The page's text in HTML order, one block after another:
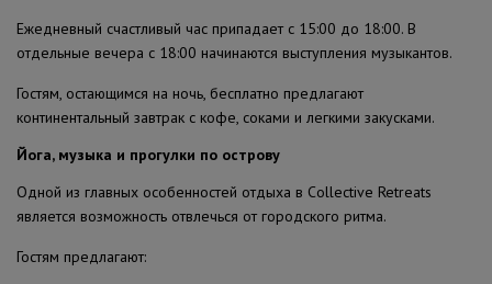
Ежедневный счастливый час припадает с 15:00 до 18:00. В
отдельные вечера с 18:00 начинаются выступления музыкантов.
Гостям, остающимся на ночь, бесплатно предлагают
континентальный завтрак с кофе, соками и легкими закусками.
Йога, музыка и прогулки по острову
Одной из главных особенностей отдыха в Collective Retreats
является возможность отвлечься от городского ритма.
Гостям предлагают: